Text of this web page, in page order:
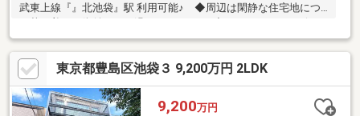
武東上線『』北池袋』駅 利用可能♪ ◆周辺は閑静な住宅地につ
き落ち着いた街並みでお過ごし頂けます♪◆スーパー、コンビ
ニ、公園等、生活環境良好♪◆同仕様モデルハウスのご案内や建
物プレゼンテーションも随時受付中♪是非、現地をご確認くださ
い！♪物件の詳細はADCAST駒込支店迄【０１２０－９１７－１９
７】♪☆━━━…‥・ ━☆━ ・‥…━━━☆
東京都豊島区池袋３ 9,200万円 2LDK
9,200万円